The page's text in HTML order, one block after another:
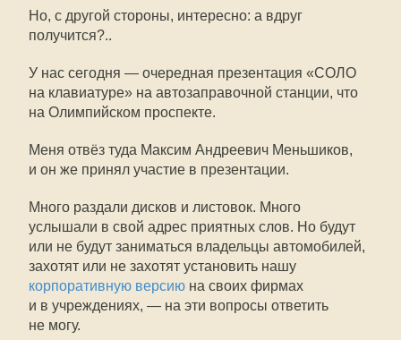
Но, с другой стороны, интересно: а вдруг
получится?..
У нас сегодня — очередная презентация «СОЛО
на клавиатуре» на автозаправочной станции, что
на Олимпийском проспекте.
Меня отвёз туда Максим Андреевич Меньшиков,
и он же принял участие в презентации.
Много раздали дисков и листовок. Много
услышали в свой адрес приятных слов. Но будут
или не будут заниматься владельцы автомобилей,
захотят или не захотят установить нашу
корпоративную версию на своих фирмах
и в учреждениях, — на эти вопросы ответить
не могу.